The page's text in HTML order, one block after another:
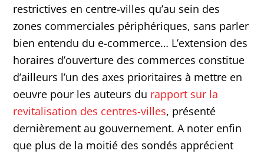
restrictives en centre-villes qu’au sein des
zones commerciales périphériques, sans parler
bien entendu du e-commerce… L’extension des
horaires d’ouverture des commerces constitue
d’ailleurs l’un des axes prioritaires à mettre en
oeuvre pour les auteurs du rapport sur la
revitalisation des centres-villes, présenté
dernièrement au gouvernement. A noter enfin
que plus de la moitié des sondés apprécient